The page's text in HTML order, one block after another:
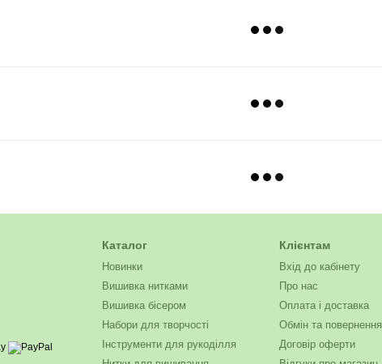
Каталог
Новинки
Вишивка нитками
Вишивка бісером
Набори для творчості
Інструменти для рукоділля
Клієнтам
Вхід до кабінету
Про нас
Оплата і доставка
Обмін та повернення
Договір оферти